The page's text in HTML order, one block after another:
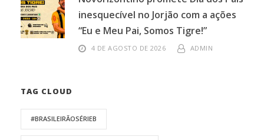
inesquecível no Jorjão com a ações
“Eu e Meu Pai, Somos Tigre!”
4 DE AGOSTO DE 2026 ADMIN
TAG CLOUD
#BRASILEIRÃOSÉRIEB